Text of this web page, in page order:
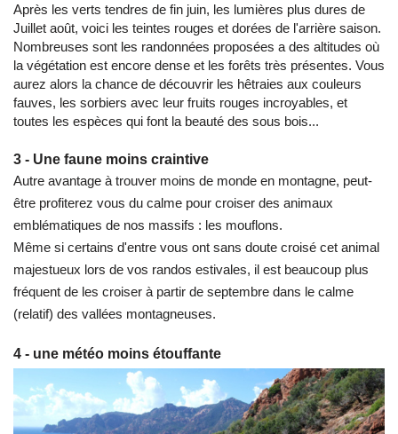
Après les verts tendres de fin juin, les lumières plus dures de
Juillet août, voici les teintes rouges et dorées de l'arrière saison.
Nombreuses sont les randonnées proposées a des altitudes où
la végétation est encore dense et les forêts très présentes. Vous
aurez alors la chance de découvrir les hêtraies aux couleurs
fauves, les sorbiers avec leur fruits rouges incroyables, et
toutes les espèces qui font la beauté des sous bois...
3 - Une faune moins craintive
Autre avantage à trouver moins de monde en montagne, peut-
être profiterez vous du calme pour croiser des animaux
emblématiques de nos massifs : les mouflons.
Même si certains d'entre vous ont sans doute croisé cet animal
majestueux lors de vos randos estivales, il est beaucoup plus
fréquent de les croiser à partir de septembre dans le calme
(relatif) des vallées montagneuses.
4 - une météo moins étouffante